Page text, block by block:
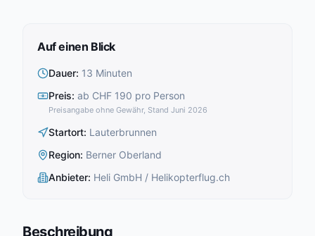
Auf einen Blick
Dauer: 13 Minuten
Preis: ab CHF 190 pro Person
Preisangabe ohne Gewähr, Stand Juni 2026
Startort: Lauterbrunnen
Region: Berner Oberland
Anbieter: Heli GmbH / Helikopterflug.ch
Beschreibung